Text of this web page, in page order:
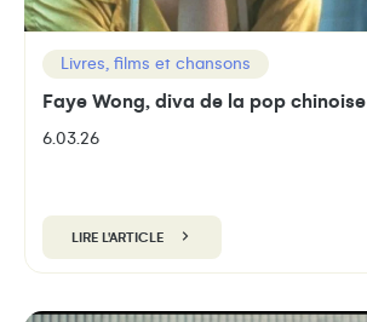
Livres, films et chansons
Faye Wong, diva de la pop chinoise
6.03.26
LIRE L'ARTICLE